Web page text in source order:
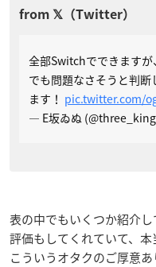
全部Switchでできますが
でも問題なさそうと判
ます！ pic.twitter.com/
— E坂ゐぬ
表の中でもいくつか紹介
評価もしてくれていて、本
こういうオタクのご厚意